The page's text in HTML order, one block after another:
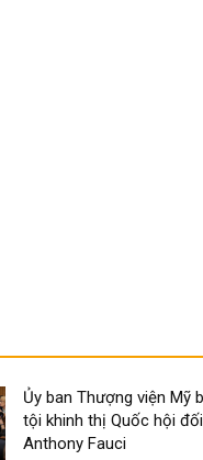
Ủy ban Thượng viện Mỹ
tội khinh thị Quốc hội
Anthony Fauci